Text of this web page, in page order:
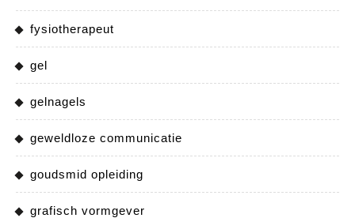
fysiotherapeut
gel
gelnagels
geweldloze communicatie
goudsmid opleiding
grafisch vormgever